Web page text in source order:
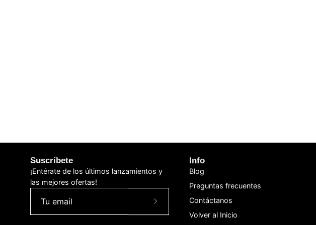
Suscríbete
¡Entérate de los últimos lanzamientos y
las mejores ofertas!
Info
Blog
Preguntas frecuentes
Contáctanos
Volver al Inicio